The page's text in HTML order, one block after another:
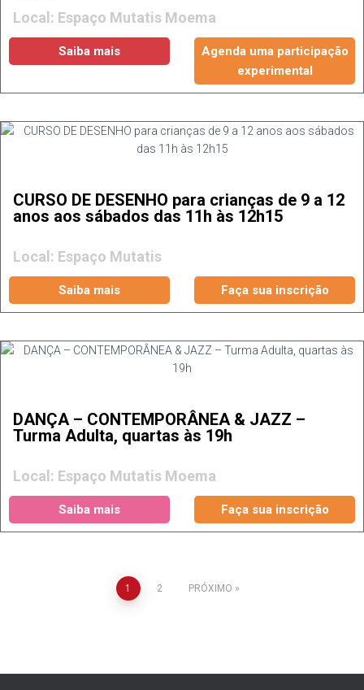
Local: Espaço Mutatis Moema
Saiba mais
Agenda uma participação
experimental
CURSO DE DESENHO para crianças de 9 a 12
anos aos sábados das 11h às 12h15
Local: Espaço Mutatis
Saiba mais Faça sua inscrição
DANÇA – CONTEMPORÂNEA & JAZZ –
Turma Adulta, quartas às 19h
Local: Espaço Mutatis Moema
Saiba mais Faça sua inscrição
1 2 PRÓXIMO